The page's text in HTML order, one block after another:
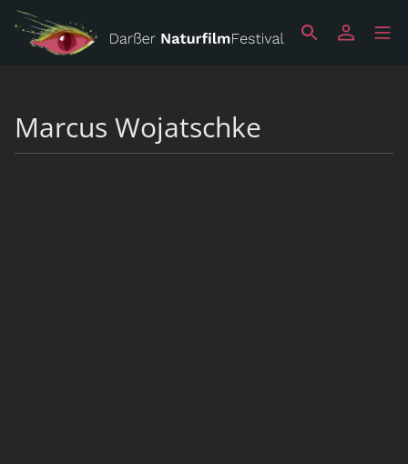
Marcus Wojatschke